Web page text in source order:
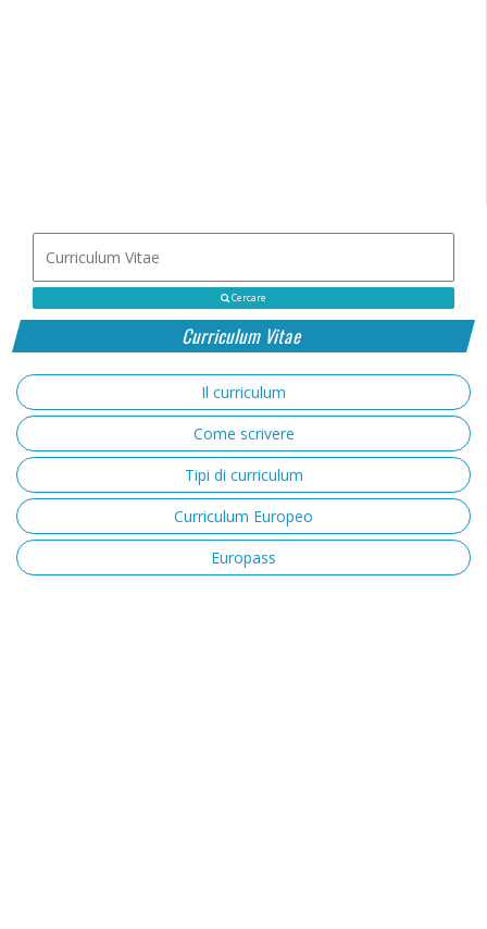
Cercare
Curriculum Vitae
Il curriculum
Come scrivere
Tipi di curriculum
Curriculum Europeo
Europass